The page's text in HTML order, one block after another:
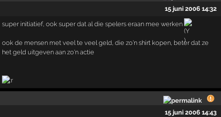
15 juni 2006 14:32
super initiatief, ook super dat al die spelers eraan mee werken
ook de mensen met veel te veel geld, die zo'n shirt kopen, beter dat ze
het geld uitgeven aan zo'n actie
15 juni 2006 14:43